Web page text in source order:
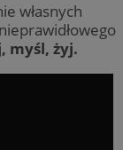
własnych
myśl, żyj.